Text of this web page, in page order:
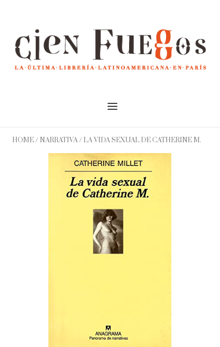
Menu
HOME/ NARRATIVA/ LA VIDA SEXUAL DE CATHERINE M.